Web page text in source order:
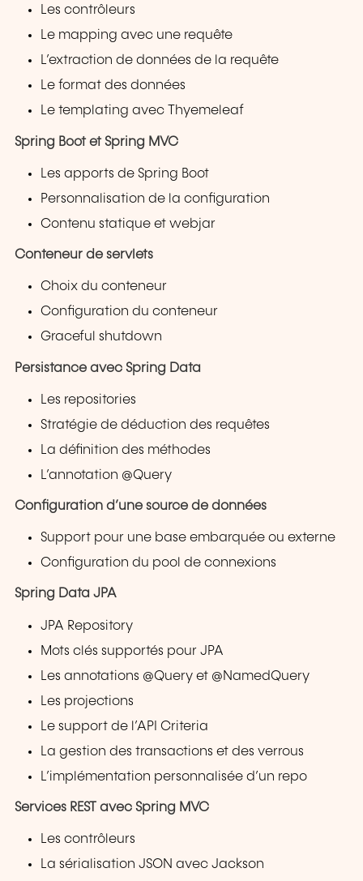
Les contrôleurs
Le mapping avec une requête
L’extraction de données de la requête
Le format des données
Le templating avec Thyemeleaf
Spring Boot et Spring MVC
Les apports de Spring Boot
Personnalisation de la configuration
Contenu statique et webjar
Conteneur de servlets
Choix du conteneur
Configuration du conteneur
Graceful shutdown
Persistance avec Spring Data
Les repositories
Stratégie de déduction des requêtes
La définition des méthodes
L’annotation @Query
Configuration d’une source de données
Support pour une base embarquée ou externe
Configuration du pool de connexions
Spring Data JPA
JPA Repository
Mots clés supportés pour JPA
Les annotations @Query et @NamedQuery
Les projections
Le support de l’API Criteria
La gestion des transactions et des verrous
L’implémentation personnalisée d’un repo
Services REST avec Spring MVC
Les contrôleurs
La sérialisation JSON avec Jackson